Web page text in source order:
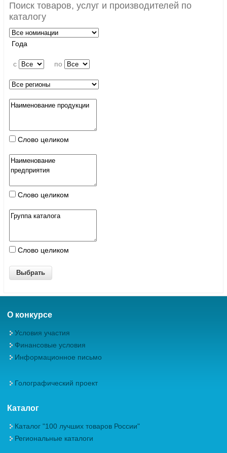
Поиск товаров, услуг и производителей по
каталогу
Года
c по
Слово целиком
Слово целиком
Слово целиком
О конкурсе
Условия участия
Финансовые условия
Информационное письмо
Голографический проект
Каталог
Каталог "100 лучших товаров России"
Региональные каталоги